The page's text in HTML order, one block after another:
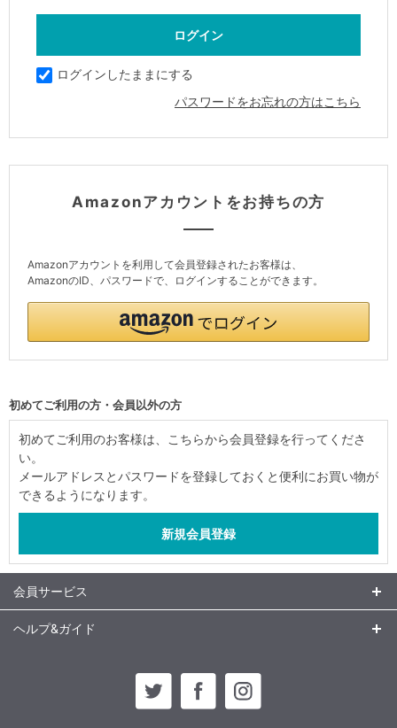
ログインしたままにする
パスワードをお忘れの方はこちら
Amazonアカウントをお持ちの方
Amazonアカウントを利用して会員登録されたお客様は、
AmazonのID、パスワードで、ログインすることができます。
初めてご利用の方・会員以外の方
初めてご利用のお客様は、こちらから会員登録を行ってくださ
い。
メールアドレスとパスワードを登録しておくと便利にお買い物が
できるようになります。
会員サービス
ヘルプ&ガイド